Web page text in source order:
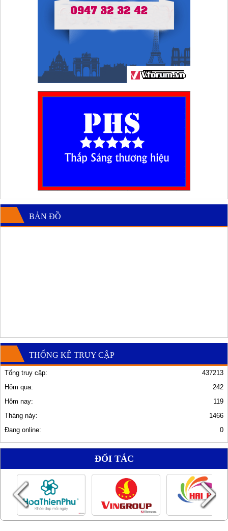
BẢN ĐỒ
THỐNG KÊ TRUY CẬP
437213
Tổng truy cập:
242
Hôm qua:
119
Hôm nay:
1466
Tháng này:
0
Đang online:
ĐỐI TÁC